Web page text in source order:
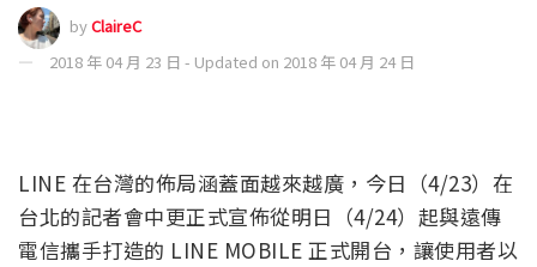
byClaireC
2018 年 04 月 23 日 - Updated on 2018 年 04 月 24 日
LINE 在台灣的佈局涵蓋面越來越廣，今日（4/23）在
台北的記者會中更正式宣佈從明日（4/24）起與遠傳
電信攜手打造的 LINE MOBILE 正式開台，讓使用者以